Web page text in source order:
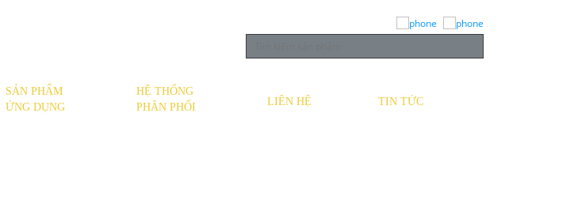
SẢN PHẨM
ỨNG DỤNG
HỆ THỐNG
PHÂN PHỐI
LIÊN HỆ TIN TỨC